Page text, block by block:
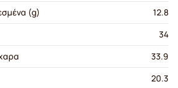
(g)
12.8
34
33.9
20.3